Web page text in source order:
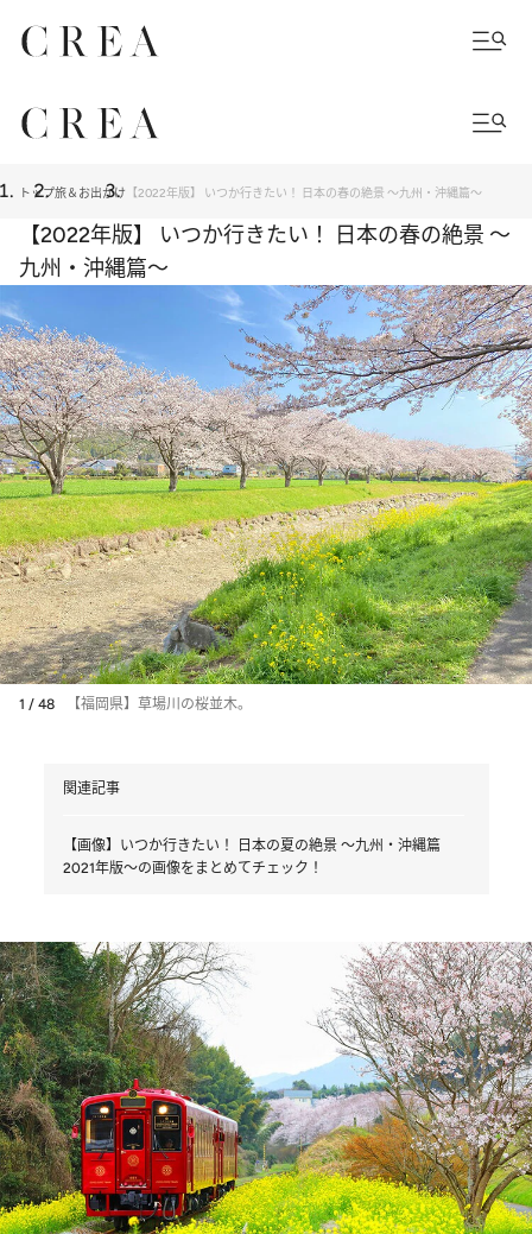
トップ旅＆お出かけ 【2022年版】 いつか行きたい！ 日本の春の絶景 ～九州・沖縄篇～
【2022年版】 いつか行きたい！ 日本の春の絶景 ～
九州・沖縄篇～
1 / 48 【福岡県】草場川の桜並木。
関連記事
【画像】いつか行きたい！ 日本の夏の絶景 ～九州・沖縄篇
2021年版～の画像をまとめてチェック！